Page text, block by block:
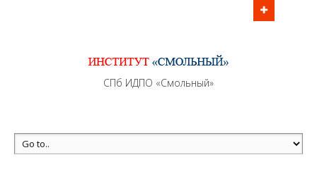
перерывов в рабочие дни с 9:00 до 21:00 МСК
MAX +7 (981) 190-30-30
mail@institutsmolnyj.ru
СПб ИДПО «Смольный»